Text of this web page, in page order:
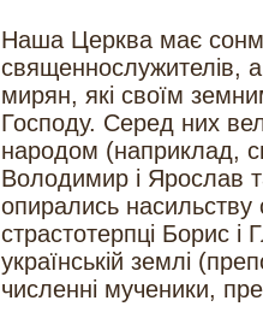
Наша Церква має сонм
священнослужителів,
мирян, які своїм
Господу. Серед них
народом (наприклад,
Володимир і Ярослав
опирались насильству
страстотерпці Борис
українській землі
численні мученики,